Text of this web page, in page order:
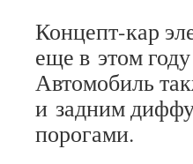
Концепт-кар
еще в этом
Автомобиль
и задним
порогами.